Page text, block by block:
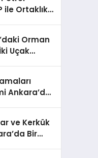
ile Ortaklık
Orman
Uçak
Ankara’da
ve Kerkük
Bir